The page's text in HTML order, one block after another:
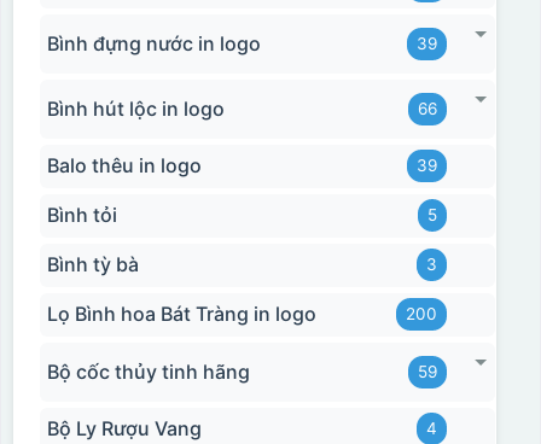
Hộp xi biểu trưng
Bình đựng nước in logo 39
Bình hút lộc in logo 66
Balo thêu in logo 39
Bình tỏi 5
Bình tỳ bà 3
Lọ Bình hoa Bát Tràng in logo 200
Bộ cốc thủy tinh hãng 59
Bộ Ly Rượu Vang 4